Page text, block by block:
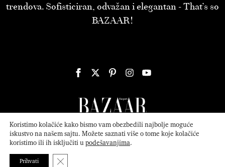
trendova. Sofisticiran, odvažan i elegantan - That’s so
BAZAAR!
© 2026ATTICA MEDIASerbia, Inc. All Rights Reserved.
Koristimo kolačiće kako bismo vam obezbedili najbolje moguće
iskustvo na našem sajtu. Možete saznati više o tome koje kolačiće
koristimo ili ih isključiti upodešavanjima.
Prihvati Close GDPR Cookie Banner